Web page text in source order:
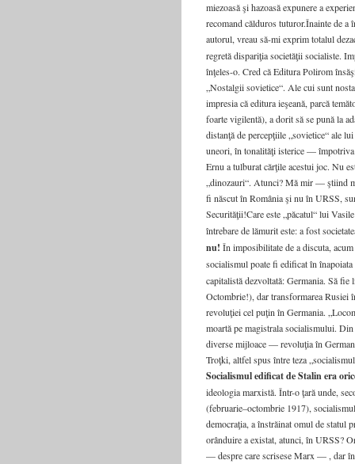
miezoasă şi hazoasă expunere a
recomand călduros tuturor.Înainte de a
autorul, vreau să-mi exprim totalul
regretă dispariţia societăţii socialiste.
înţeles-o. Cred că Editura Polirom
„Nostalgii sovietice“. Ale cui sunt
impresia că editura ieşeană, parcă
foarte vigilentă), a dorit să se pună la
distanţă de percepţiile „sovietice“ ale
uneori, în tonalităţi isterice —
Ernu a tulburat cărţile acestui joc. Nu
„dinozauri“. Atunci? Mă mir — ştiind
fi născut în România şi nu în URSS,
Securităţii!Care este „păcatul“ lui
întrebare de lămurit este: a fost
nu! În imposibilitate de a discuta,
socialismul poate fi edificat în
capitalistă dezvoltată: Germania. Să
Octombrie!), dar transformarea
revoluţiei cel puţin în Germania.
moartă pe magistrala socialismului.
diverse mijloace — revoluţia în
Troţki, altfel spus între teza
Socialismul edificat de Stalin era
ideologia marxistă. Într-o ţară unde,
(februarie–octombrie 1917),
democraţia, a înstrăinat omul de statul
orânduire a existat, atunci, în URSS?
— despre care scrisese Marx — , dar în